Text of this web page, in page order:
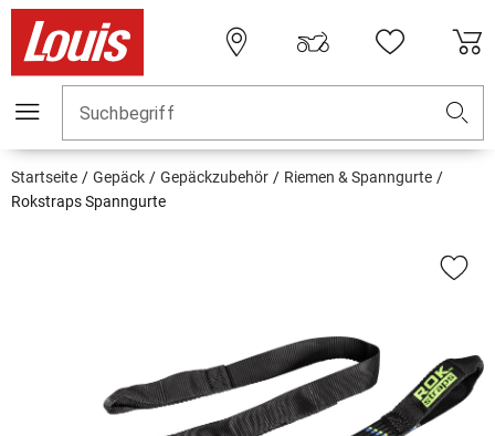
Suchbegriff
Startseite Gepäck Gepäckzubehör
Riemen & Spanngurte
Rokstraps Spanngurte